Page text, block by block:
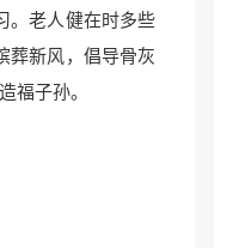
。老人健在时多些
葬新风，倡导骨灰
福子孙。